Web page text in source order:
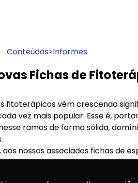
Conteúdos>Informes
Fichas de
fitoterápicos vêm crescendo
vez mais popular. Esse é,
ramos de forma sólida,
nossos associados fichas de